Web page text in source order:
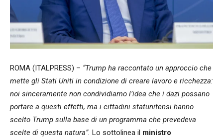
ROMA (ITALPRESS) – “Trump ha raccontato un approccio che
mette gli Stati Uniti in condizione di creare lavoro e ricchezza:
noi sinceramente non condividiamo l’idea che i dazi possano
portare a questi effetti, ma i cittadini statunitensi hanno
scelto Trump sulla base di un programma che prevedeva
scelte di questa natura”. Lo sottolinea il ministro